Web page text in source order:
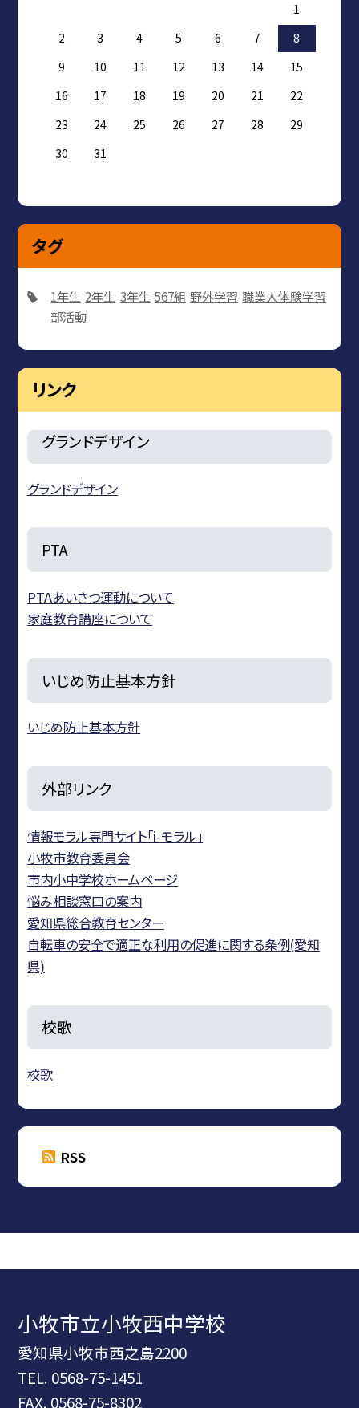
1
2
3 4 5 6 7
8
9
10 11 12 13 14
15
16
17 18 19 20 21
22
23
24 25 26 27 28
29
30
31
タグ
1年生 2年生 3年生 567組 野外学習 職業人体験学習
部活動
リンク
グランドデザイン
グランドデザイン
PTA
PTAあいさつ運動について
家庭教育講座について
いじめ防止基本方針
いじめ防止基本方針
外部リンク
情報モラル専門サイト「i-モラル」
小牧市教育委員会
市内小中学校ホームページ
悩み相談窓口の案内
愛知県総合教育センター
自転車の安全で適正な利用の促進に関する条例(愛知
県)
校歌
校歌
RSS
小牧市立小牧西中学校
愛知県小牧市西之島2200
TEL. 0568-75-1451
FAX. 0568-75-8302